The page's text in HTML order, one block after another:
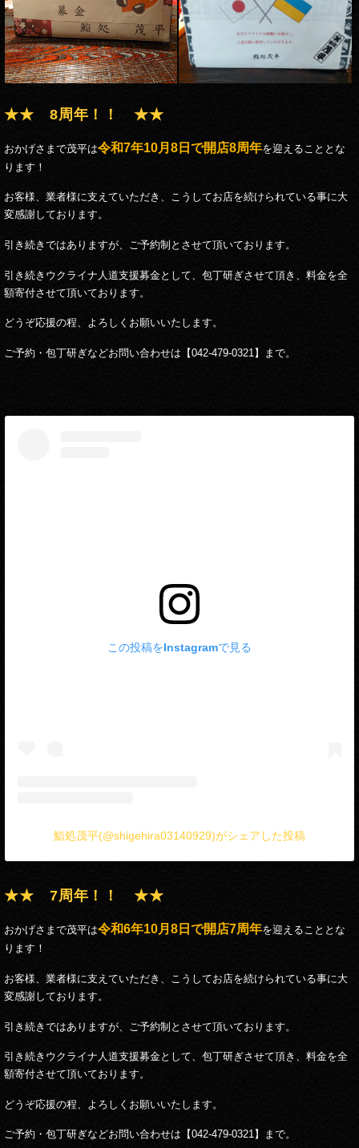
★★ 8周年！！ ★★
おかげさまで茂平は令和7年10月8日で開店8周年を迎えることとな
ります！
お客様、業者様に支えていただき、こうしてお店を続けられている事に大
変感謝しております。
引き続きではありますが、ご予約制とさせて頂いております。
引き続きウクライナ人道支援募金として、包丁研ぎさせて頂き、料金を全
額寄付させて頂いております。
どうぞ応援の程、よろしくお願いいたします。
ご予約・包丁研ぎなどお問い合わせは【042-479-0321】まで。
この投稿をInstagramで見る
鮨処茂平(@shigehira03140929)がシェアした投稿
★★ 7周年！！ ★★
おかげさまで茂平は令和6年10月8日で開店7周年を迎えることとな
ります！
お客様、業者様に支えていただき、こうしてお店を続けられている事に大
変感謝しております。
引き続きではありますが、ご予約制とさせて頂いております。
引き続きウクライナ人道支援募金として、包丁研ぎさせて頂き、料金を全
額寄付させて頂いております。
どうぞ応援の程、よろしくお願いいたします。
ご予約・包丁研ぎなどお問い合わせは【042-479-0321】まで。